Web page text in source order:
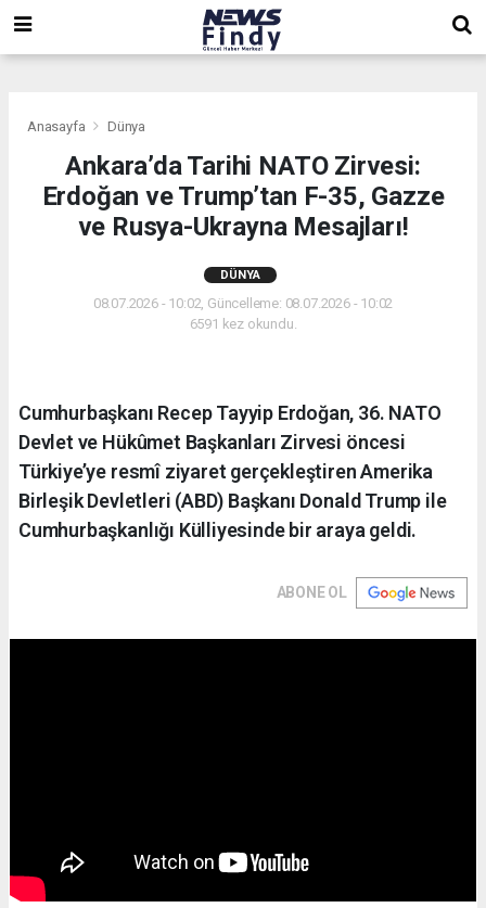
Anasayfa Dünya
Ankara’da Tarihi NATO Zirvesi:
Erdoğan ve Trump’tan F-35, Gazze
ve Rusya-Ukrayna Mesajları!
DÜNYA
08.07.2026 - 10:02, Güncelleme: 08.07.2026 - 10:02
6591 kez okundu.
Cumhurbaşkanı Recep Tayyip Erdoğan, 36. NATO
Devlet ve Hükûmet Başkanları Zirvesi öncesi
Türkiye’ye resmî ziyaret gerçekleştiren Amerika
Birleşik Devletleri (ABD) Başkanı Donald Trump ile
Cumhurbaşkanlığı Külliyesinde bir araya geldi.
ABONE OL